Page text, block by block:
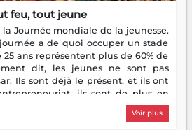
feu, tout jeune
la Journée mondiale de la jeunesse.
a de quoi occuper un stade
ans représentent plus de 60% de
dit, les jeunes ne sont pas
Ils sont déjà le présent, et ils ont
ils sont de plus en
à créer, à risquer — souvent
aide, mais toujours avec cette
Voir plus